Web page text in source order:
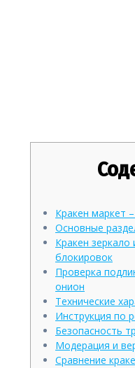
Кракен маркет
Основные
Кракен
блокировок
Проверка
онион
Технические
Инструкция по
Безопасность
Модерация и
Сравнение